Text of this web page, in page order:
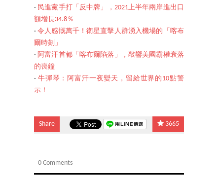
‧ 民進黨手打「反中牌」，2021上半年兩岸進出口
額增長34.8％
‧令人感慨萬千！衛星直擊人群湧入機場的「喀布
爾時刻」
‧ 阿富汗首都「喀布爾陷落」，敲響美國霸權衰落
的喪鐘
‧ 牛彈琴：阿富汗一夜變天，留給世界的10點警
示！
Share 3665
0 Comments